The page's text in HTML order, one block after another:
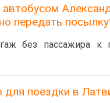
передать
без пассажира к
для поездки в